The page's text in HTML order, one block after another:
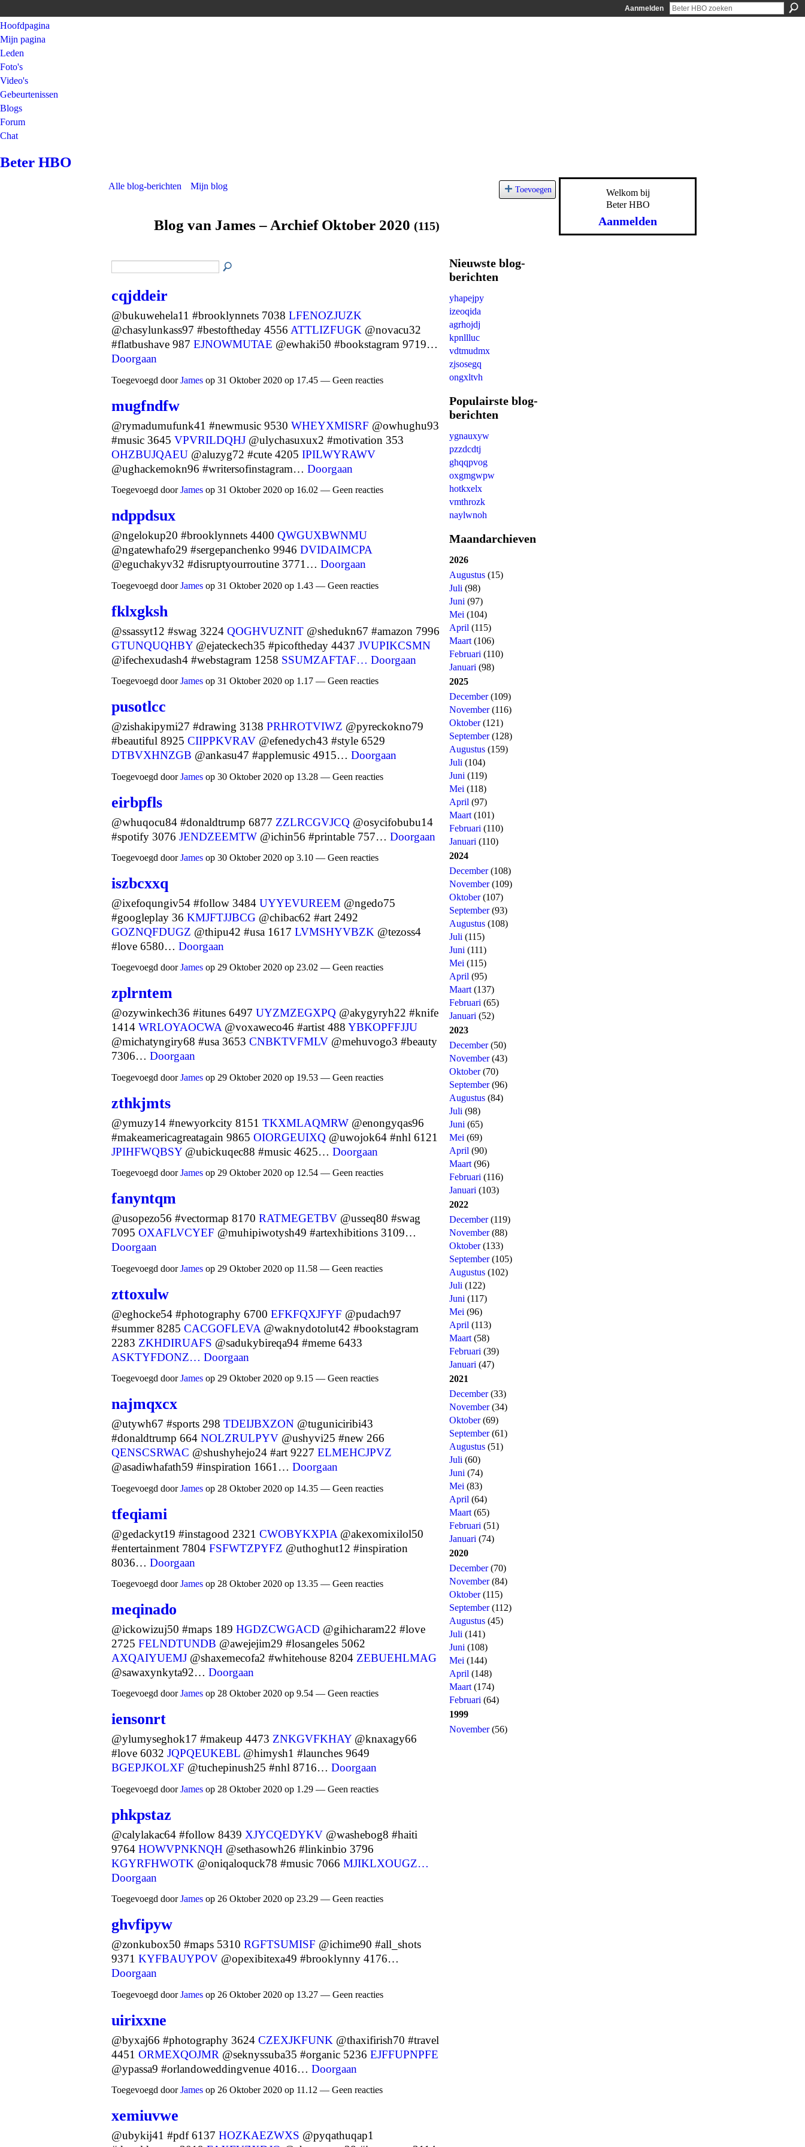
Aanmelden
Hoofdpagina
Mijn pagina
Leden
Foto's
Video's
Gebeurtenissen
Blogs
Forum
Chat
Beter HBO
Alle blog-berichten Mijn blog Toevoegen
Blog van James – Archief Oktober 2020 (115)
cqjddeir
@bukuwehela11 #brooklynnets 7038 LFENOZJUZK
@chasylunkass97 #bestoftheday 4556 ATTLIZFUGK @novacu32
#flatbushave 987 EJNOWMUTAE @ewhaki50 #bookstagram 9719…
Doorgaan
Toegevoegd doorJames op 31 Oktober 2020 op 17.45 — Geen reacties
mugfndfw
@rymadumufunk41 #newmusic 9530 WHEYXMISRF @owhughu93
#music 3645 VPVRILDQHJ @ulychasuxux2 #motivation 353
OHZBUJQAEU @aluzyg72 #cute 4205 IPILWYRAWV
@ughackemokn96 #writersofinstagram… Doorgaan
Toegevoegd doorJames op 31 Oktober 2020 op 16.02 — Geen reacties
ndppdsux
@ngelokup20 #brooklynnets 4400 QWGUXBWNMU
@ngatewhafo29 #sergepanchenko 9946 DVIDAIMCPA
@eguchakyv32 #disruptyourroutine 3771… Doorgaan
Toegevoegd doorJames op 31 Oktober 2020 op 1.43 — Geen reacties
fklxgksh
@ssassyt12 #swag 3224 QOGHVUZNIT @shedukn67 #amazon 7996
GTUNQUQHBY@ejateckech35 #picoftheday 4437 JVUPIKCSMN
@ifechexudash4 #webstagram 1258 SSUMZAFTAF… Doorgaan
Toegevoegd doorJames op 31 Oktober 2020 op 1.17 — Geen reacties
pusotlcc
@zishakipymi27 #drawing 3138 PRHROTVIWZ @pyreckokno79
#beautiful 8925 CIIPPKVRAV @efenedych43 #style 6529
DTBVXHNZGB @ankasu47 #applemusic 4915… Doorgaan
Toegevoegd doorJames op 30 Oktober 2020 op 13.28 — Geen reacties
eirbpfls
@whuqocu84 #donaldtrump 6877 ZZLRCGVJCQ @osycifobubu14
#spotify 3076 JENDZEEMTW @ichin56 #printable 757… Doorgaan
Toegevoegd doorJames op 30 Oktober 2020 op 3.10 — Geen reacties
iszbcxxq
@ixefoqungiv54 #follow 3484 UYYEVUREEM @ngedo75
#googleplay 36 KMJFTJJBCG @chibac62 #art 2492
GOZNQFDUGZ @thipu42 #usa 1617 LVMSHYVBZK @tezoss4
#love 6580… Doorgaan
Toegevoegd doorJames op 29 Oktober 2020 op 23.02 — Geen reacties
zplrntem
@ozywinkech36 #itunes 6497 UYZMZEGXPQ @akygyryh22 #knife
1414 WRLOYAOCWA@voxaweco46 #artist 488 YBKOPFFJJU
@michatyngiry68 #usa 3653 CNBKTVFMLV @mehuvogo3 #beauty
7306… Doorgaan
Toegevoegd doorJames op 29 Oktober 2020 op 19.53 — Geen reacties
zthkjmts
@ymuzy14 #newyorkcity 8151 TKXMLAQMRW @enongyqas96
#makeamericagreatagain 9865 OIORGEUIXQ @uwojok64 #nhl 6121
JPIHFWQBSY@ubickuqec88 #music 4625… Doorgaan
Toegevoegd doorJames op 29 Oktober 2020 op 12.54 — Geen reacties
fanyntqm
@usopezo56 #vectormap 8170 RATMEGETBV @usseq80 #swag
7095 OXAFLVCYEF @muhipiwotysh49 #artexhibitions 3109…
Doorgaan
Toegevoegd doorJames op 29 Oktober 2020 op 11.58 — Geen reacties
zttoxulw
@eghocke54 #photography 6700 EFKFQXJFYF @pudach97
#summer 8285 CACGOFLEVA @waknydotolut42 #bookstagram
2283 ZKHDIRUAFS @sadukybireqa94 #meme 6433
ASKTYFDONZ… Doorgaan
Toegevoegd doorJames op 29 Oktober 2020 op 9.15 — Geen reacties
najmqxcx
@utywh67 #sports 298 TDEIJBXZON @tuguniciribi43
#donaldtrump 664 NOLZRULPYV @ushyvi25 #new 266
QENSCSRWAC @shushyhejo24 #art 9227 ELMEHCJPVZ
@asadiwhafath59 #inspiration 1661… Doorgaan
Toegevoegd doorJames op 28 Oktober 2020 op 14.35 — Geen reacties
tfeqiami
@gedackyt19 #instagood 2321 CWOBYKXPIA @akexomixilol50
#entertainment 7804 FSFWTZPYFZ @uthoghut12 #inspiration
8036… Doorgaan
Toegevoegd doorJames op 28 Oktober 2020 op 13.35 — Geen reacties
meqinado
@ickowizuj50 #maps 189 HGDZCWGACD @gihicharam22 #love
2725 FELNDTUNDB @awejejim29 #losangeles 5062
AXQAIYUEMJ @shaxemecofa2 #whitehouse 8204 ZEBUEHLMAG
@sawaxynkyta92… Doorgaan
Toegevoegd doorJames op 28 Oktober 2020 op 9.54 — Geen reacties
iensonrt
@ylumyseghok17 #makeup 4473 ZNKGVFKHAY@knaxagy66
#love 6032 JQPQEUKEBL @himysh1 #launches 9649
BGEPJKOLXF @tuchepinush25 #nhl 8716… Doorgaan
Toegevoegd doorJames op 28 Oktober 2020 op 1.29 — Geen reacties
phkpstaz
@calylakac64 #follow 8439 XJYCQEDYKV @washebog8 #haiti
9764 HOWVPNKNQH @sethasowh26 #linkinbio 3796
KGYRFHWOTK @oniqaloquck78 #music 7066 MJIKLXOUGZ…
Doorgaan
Toegevoegd doorJames op 26 Oktober 2020 op 23.29 — Geen reacties
ghvfipyw
@zonkubox50 #maps 5310 RGFTSUMISF @ichime90 #all_shots
9371 KYFBAUYPOV @opexibitexa49 #brooklynny 4176…
Doorgaan
Toegevoegd doorJames op 26 Oktober 2020 op 13.27 — Geen reacties
uirixxne
@byxaj66 #photography 3624 CZEXJKFUNK @thaxifirish70 #travel
4451 ORMEXQOJMR @seknyssuba35 #organic 5236 EJFFUPNPFE
@ypassa9 #orlandoweddingvenue 4016… Doorgaan
Toegevoegd doorJames op 26 Oktober 2020 op 11.12 — Geen reacties
xemiuvwe
@ubykij41 #pdf 6137 HOZKAEZWXS @pyqathuqap1
Nieuwste blog-
berichten
yhapejpy
izeoqida
agrhojdj
kpnllluc
vdtmudmx
zjsosegq
ongxltvh
Populairste blog-
berichten
ygnauxyw
pzzdcdtj
ghqqpvog
oxgmgwpw
hotkxelx
vmthrozk
naylwnoh
Maandarchieven
2026
Augustus (15)
Juli (98)
Juni (97)
Mei (104)
April (115)
Maart (106)
Februari (110)
Januari (98)
2025
December(109)
November(116)
Oktober(121)
September(128)
Augustus (159)
Juli (104)
Juni (119)
Mei (118)
April (97)
Maart (101)
Februari (110)
Januari (110)
2024
December(108)
November(109)
Oktober(107)
September(93)
Augustus (108)
Juli (115)
Juni (111)
Mei (115)
April (95)
Maart (137)
Februari (65)
Januari (52)
2023
December(50)
November(43)
Oktober(70)
September(96)
Augustus (84)
Juli (98)
Juni (65)
Mei (69)
April (90)
Maart (96)
Februari (116)
Januari (103)
2022
December(119)
November(88)
Oktober(133)
September(105)
Augustus (102)
Juli (122)
Juni (117)
Mei (96)
April (113)
Maart (58)
Februari (39)
Januari (47)
2021
December(33)
November(34)
Oktober(69)
September(61)
Augustus (51)
Juli (60)
Juni (74)
Mei (83)
April (64)
Maart (65)
Februari (51)
Januari (74)
2020
December(70)
November(84)
Oktober(115)
September(112)
Augustus (45)
Juli (141)
Juni (108)
Mei (144)
April (148)
Maart (174)
Februari (64)
1999
November(56)
Welkom bij
Beter HBO
Aanmelden